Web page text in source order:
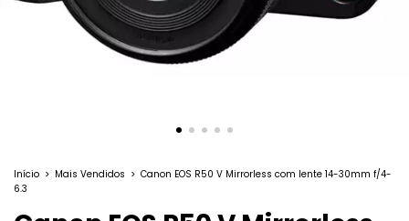
Início > Mais Vendidos > Canon EOS R50 V Mirrorless com lente 14-30mm f/4-
6.3